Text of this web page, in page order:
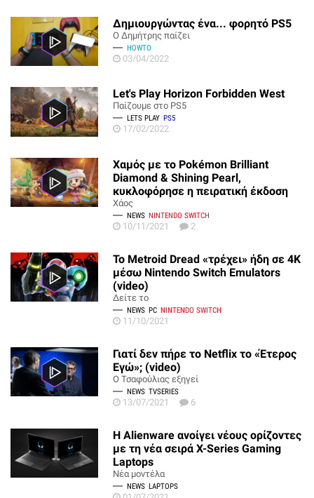
Δημιουργώντας ένα... φορητό PS5
Ο Δημήτρης παίζει
HOWTO
03/04/2022
Let's Play Horizon Forbidden West
Παίζουμε στο PS5
LETS PLAY PS5
17/02/2022
Χαμός με το Pokémon Brilliant
Diamond & Shining Pearl,
κυκλοφόρησε η πειρατική έκδοση
Χάος
NEWS NINTENDO SWITCH
10/11/2021 2
Το Metroid Dread «τρέχει» ήδη σε 4K
μέσω Nintendo Switch Emulators
(video)
Δείτε το
NEWS PC NINTENDO SWITCH
11/10/2021
Γιατί δεν πήρε το Netflix το «Έτερος
Εγώ»; (video)
Ο Τσαφούλιας εξηγεί
NEWS TVSERIES
13/07/2021 6
Η Alienware ανοίγει νέους ορίζοντες
με τη νέα σειρά X-Series Gaming
Laptops
Νέα μοντέλα
NEWS LAPTOPS